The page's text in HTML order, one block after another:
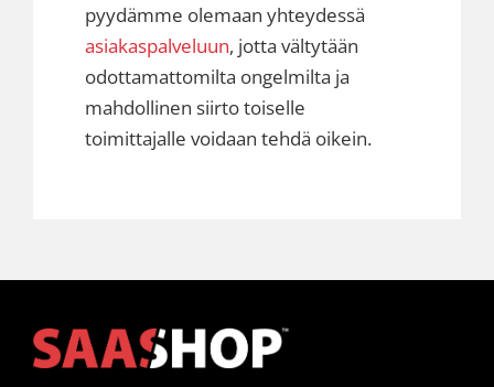
pyydämme olemaan yhteydessä
asiakaspalveluun, jotta vältytään
odottamattomilta ongelmilta ja
mahdollinen siirto toiselle
toimittajalle voidaan tehdä oikein.